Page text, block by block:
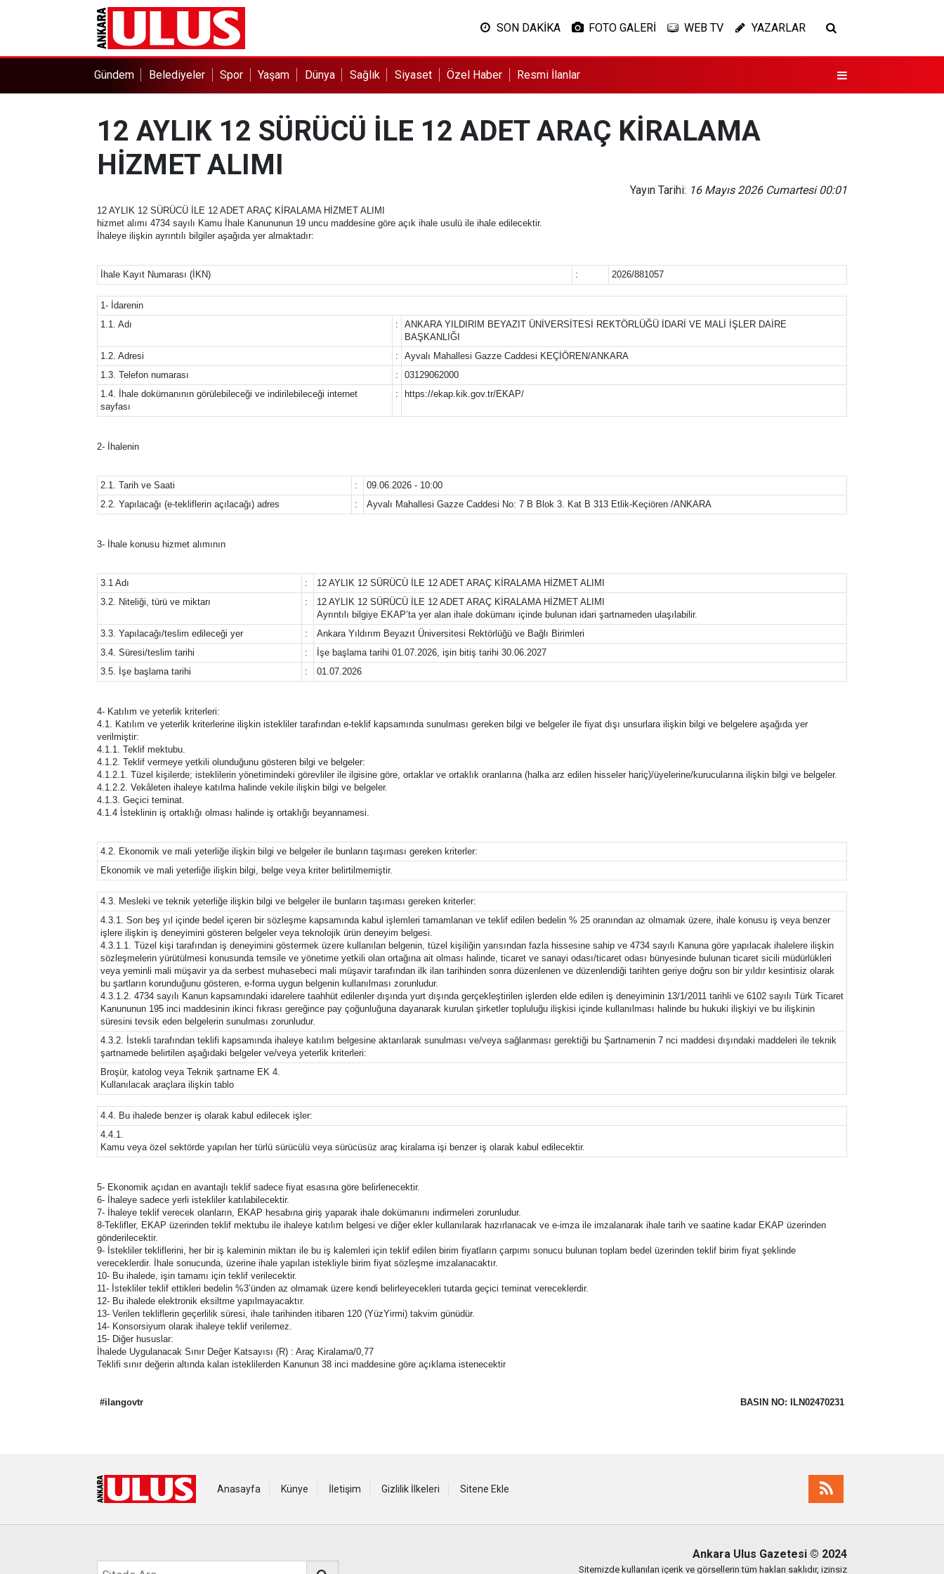
SON DAKİKA FOTO GALERİ WEB TV YAZARLAR
Gündem Belediyeler Spor Yaşam Dünya Sağlık Siyaset Özel Haber Resmi İlanlar
12 AYLIK 12 SÜRÜCÜ İLE 12 ADET ARAÇ KİRALAMA
HİZMET ALIMI
Yayın Tarihi: 16 Mayıs 2026 Cumartesi 00:01
12 AYLIK 12 SÜRÜCÜ İLE 12 ADET ARAÇ KİRALAMA HİZMET ALIMI
hizmet alımı 4734 sayılı Kamu İhale Kanununun 19 uncu maddesine göre açık ihale usulü ile ihale edilecektir.
İhaleye ilişkin ayrıntılı bilgiler aşağıda yer almaktadır:
İhale Kayıt Numarası (İKN) : 2026/881057
1- İdarenin
1.1. Adı
:
ANKARA YILDIRIM BEYAZIT ÜNİVERSİTESİ REKTÖRLÜĞÜ İDARİ VE MALİ İŞLER DAİRE
BAŞKANLIĞI
1.2. Adresi
:
Ayvalı Mahallesi Gazze Caddesi KEÇİÖREN/ANKARA
1.3. Telefon numarası
:
03129062000
1.4. İhale dokümanının görülebileceği ve indirilebileceği internet
sayfası
: https://ekap.kik.gov.tr/EKAP/
2- İhalenin
2.1. Tarih ve Saati :
09.06.2026 - 10:00
2.2. Yapılacağı (e-tekliflerin açılacağı) adres
: Ayvalı Mahallesi Gazze Caddesi No: 7 B Blok 3. Kat B 313 Etlik-Keçiören /ANKARA
3- İhale konusu hizmet alımının
3.1 Adı :
12 AYLIK 12 SÜRÜCÜ İLE 12 ADET ARAÇ KİRALAMA HİZMET ALIMI
3.2. Niteliği, türü ve miktarı
:
12 AYLIK 12 SÜRÜCÜ İLE 12 ADET ARAÇ KİRALAMA HİZMET ALIMI
Ayrıntılı bilgiye EKAP’ta yer alan ihale dokümanı içinde bulunan idari şartnameden ulaşılabilir.
3.3. Yapılacağı/teslim edileceği yer
:
Ankara Yıldırım Beyazıt Üniversitesi Rektörlüğü ve Bağlı Birimleri
3.4. Süresi/teslim tarihi
:
İşe başlama tarihi 01.07.2026, işin bitiş tarihi 30.06.2027
3.5. İşe başlama tarihi
: 01.07.2026
4- Katılım ve yeterlik kriterleri:
4.1. Katılım ve yeterlik kriterlerine ilişkin istekliler tarafından e-teklif kapsamında sunulması gereken bilgi ve belgeler ile fiyat dışı unsurlara ilişkin bilgi ve belgelere aşağıda yer
verilmiştir:
4.1.1. Teklif mektubu.
4.1.2. Teklif vermeye yetkili olunduğunu gösteren bilgi ve belgeler:
4.1.2.1. Tüzel kişilerde; isteklilerin yönetimindeki görevliler ile ilgisine göre, ortaklar ve ortaklık oranlarına (halka arz edilen hisseler hariç)/üyelerine/kurucularına ilişkin bilgi ve belgeler.
4.1.2.2. Vekâleten ihaleye katılma halinde vekile ilişkin bilgi ve belgeler.
4.1.3. Geçici teminat.
4.1.4 İsteklinin iş ortaklığı olması halinde iş ortaklığı beyannamesi.
4.2. Ekonomik ve mali yeterliğe ilişkin bilgi ve belgeler ile bunların taşıması gereken kriterler:
Ekonomik ve mali yeterliğe ilişkin bilgi, belge veya kriter belirtilmemiştir.
4.3. Mesleki ve teknik yeterliğe ilişkin bilgi ve belgeler ile bunların taşıması gereken kriterler:
4.3.1. Son beş yıl içinde bedel içeren bir sözleşme kapsamında kabul işlemleri tamamlanan ve teklif edilen bedelin % 25 oranından az olmamak üzere, ihale konusu iş veya benzer
işlere ilişkin iş deneyimini gösteren belgeler veya teknolojik ürün deneyim belgesi.
4.3.1.1. Tüzel kişi tarafından iş deneyimini göstermek üzere kullanılan belgenin, tüzel kişiliğin yarısından fazla hissesine sahip ve 4734 sayılı Kanuna göre yapılacak ihalelere ilişkin
sözleşmelerin yürütülmesi konusunda temsile ve yönetime yetkili olan ortağına ait olması halinde, ticaret ve sanayi odası/ticaret odası bünyesinde bulunan ticaret sicili müdürlükleri
veya yeminli mali müşavir ya da serbest muhasebeci mali müşavir tarafından ilk ilan tarihinden sonra düzenlenen ve düzenlendiği tarihten geriye doğru son bir yıldır kesintisiz olarak
bu şartların korunduğunu gösteren, e-forma uygun belgenin kullanılması zorunludur.
4.3.1.2. 4734 sayılı Kanun kapsamındaki idarelere taahhüt edilenler dışında yurt dışında gerçekleştirilen işlerden elde edilen iş deneyiminin 13/1/2011 tarihli ve 6102 sayılı Türk Ticaret
Kanununun 195 inci maddesinin ikinci fıkrası gereğince pay çoğunluğuna dayanarak kurulan şirketler topluluğu ilişkisi içinde kullanılması halinde bu hukuki ilişkiyi ve bu ilişkinin
süresini tevsik eden belgelerin sunulması zorunludur.
4.3.2. İstekli tarafından teklifi kapsamında ihaleye katılım belgesine aktarılarak sunulması ve/veya sağlanması gerektiği bu Şartnamenin 7 nci maddesi dışındaki maddeleri ile teknik
şartnamede belirtilen aşağıdaki belgeler ve/veya yeterlik kriterleri:
Broşür, katolog veya Teknik şartname EK 4.
Kullanılacak araçlara ilişkin tablo
4.4. Bu ihalede benzer iş olarak kabul edilecek işler:
4.4.1.
Kamu veya özel sektörde yapılan her türlü sürücülü veya sürücüsüz araç kiralama işi benzer iş olarak kabul edilecektir.
5- Ekonomik açıdan en avantajlı teklif sadece fiyat esasına göre belirlenecektir.
6- İhaleye sadece yerli istekliler katılabilecektir.
7- İhaleye teklif verecek olanların, EKAP hesabına giriş yaparak ihale dokümanını indirmeleri zorunludur.
8-Teklifler, EKAP üzerinden teklif mektubu ile ihaleye katılım belgesi ve diğer ekler kullanılarak hazırlanacak ve e-imza ile imzalanarak ihale tarih ve saatine kadar EKAP üzerinden
gönderilecektir.
9- İstekliler tekliflerini, her bir iş kaleminin miktarı ile bu iş kalemleri için teklif edilen birim fiyatların çarpımı sonucu bulunan toplam bedel üzerinden teklif birim fiyat şeklinde
vereceklerdir. İhale sonucunda, üzerine ihale yapılan istekliyle birim fiyat sözleşme imzalanacaktır.
10- Bu ihalede, işin tamamı için teklif verilecektir.
11- İstekliler teklif ettikleri bedelin %3’ünden az olmamak üzere kendi belirleyecekleri tutarda geçici teminat vereceklerdir.
12- Bu ihalede elektronik eksiltme yapılmayacaktır.
13- Verilen tekliflerin geçerlilik süresi, ihale tarihinden itibaren 120 (YüzYirmi) takvim günüdür.
14- Konsorsiyum olarak ihaleye teklif verilemez.
15- Diğer hususlar:
İhalede Uygulanacak Sınır Değer Katsayısı (R) : Araç Kiralama/0,77
Teklifi sınır değerin altında kalan isteklilerden Kanunun 38 inci maddesine göre açıklama istenecektir
#ilangovtr BASIN NO: ILN02470231
Anasayfa Künye İletişim Gizlilik İlkeleri Sitene Ekle
Ankara Ulus Gazetesi © 2024
Sitemizde kullanılan içerik ve görsellerin tüm hakları saklıdır, izinsiz